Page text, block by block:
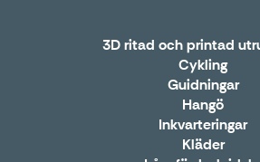
3D ritad och printad
Cykling
Guidningar
Hangö
Inkvarteringar
Kläder